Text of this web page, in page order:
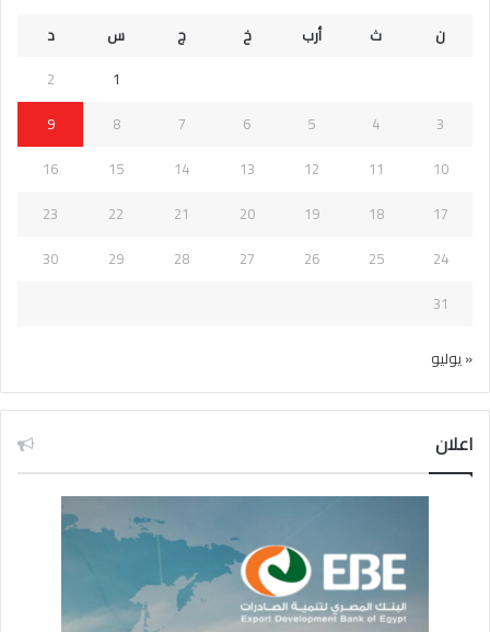
ن
ث أرب خ ج س
د
1
2
3
4
5
6
7
8
9
10
11
12
13
14
15
16
17
18
19
20
21
22
23
24
25
26
27
28
29
30
31
« يوليو
اعلان